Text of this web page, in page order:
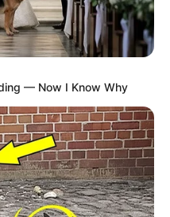
— Now I Know Why